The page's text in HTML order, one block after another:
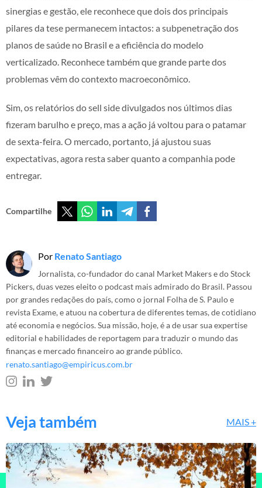
sinergias e gestão, ele reconhece que dois dos principais
pilares da tese permanecem intactos: a subpenetração dos
planos de saúde no Brasil e a eficiência do modelo
verticalizado. Reconhece também que grande parte dos
problemas vêm do contexto macroeconômico.
Sim, os relatórios do sell side divulgados nos últimos dias
fizeram barulho e preço, mas a ação já voltou para o patamar
de sexta-feira. O mercado, portanto, já ajustou suas
expectativas, agora resta saber quanto a companhia pode
entregar.
Compartilhe
Por Renato Santiago
Jornalista, co-fundador do canal Market Makers e do Stock
Pickers, duas vezes eleito o podcast mais admirado do Brasil. Passou
por grandes redações do país, como o jornal Folha de S. Paulo e
revista Exame, e atuou na cobertura de diferentes temas, de cotidiano
até economia e negócios. Sua missão, hoje, é a de usar sua expertise
editorial e habilidades de reportagem para traduzir o mundo das
finanças e mercado financeiro ao grande público.
renato.santiago@empiricus.com.br
Veja também MAIS +